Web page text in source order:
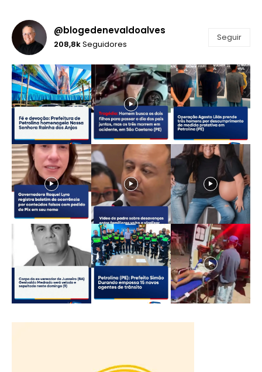
@blogedenevaldoalves
208,8kSeguidores
Seguir